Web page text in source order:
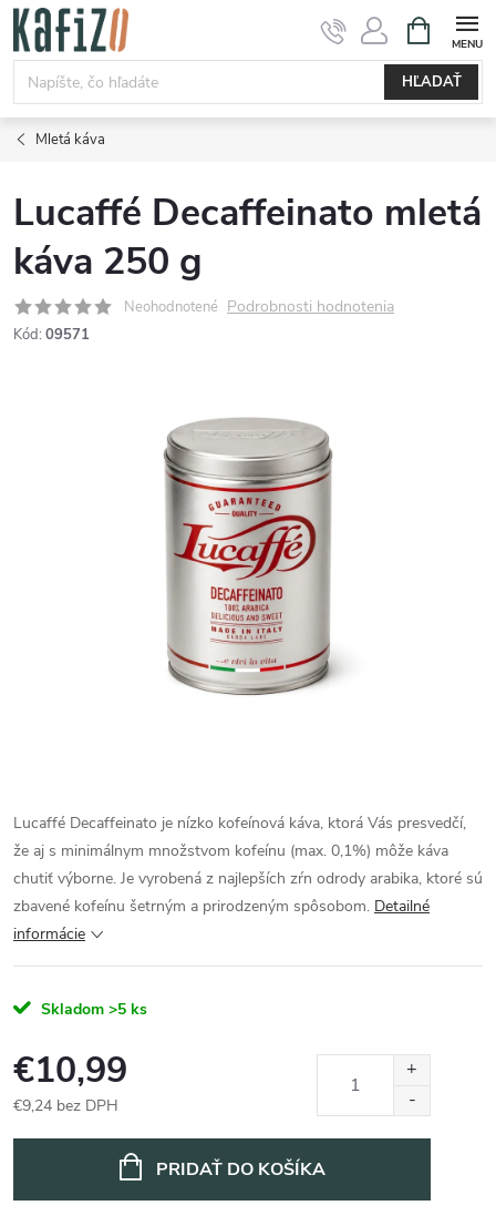
Prejsť
obsah
HĽADAŤ
KOŠÍK
Mletá káva
Lucaffé Decaffeinato mletá
káva 250 g
Neohodnotené Podrobnosti hodnotenia
Kód: 09571
Lucaffé Decaffeinato je nízko kofeínová káva, ktorá Vás presvedčí,
že aj s minimálnym množstvom kofeínu (max. 0,1%) môže káva
chutiť výborne. Je vyrobená z najlepších zŕn odrody arabika, ktoré sú
zbavené kofeínu šetrným a prirodzeným spôsobom. Detailné
informácie
Skladom >5 ks
€10,99
€9,24 bez DPH
PRIDAŤ DO KOŠÍKA